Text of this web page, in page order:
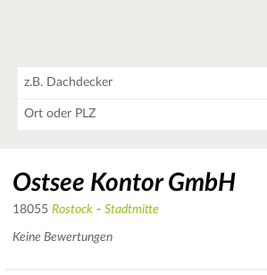
Ostsee Kontor GmbH
18055 Rostock - Stadtmitte
Keine Bewertungen